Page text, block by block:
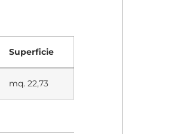
Superficie
mq. 22,73